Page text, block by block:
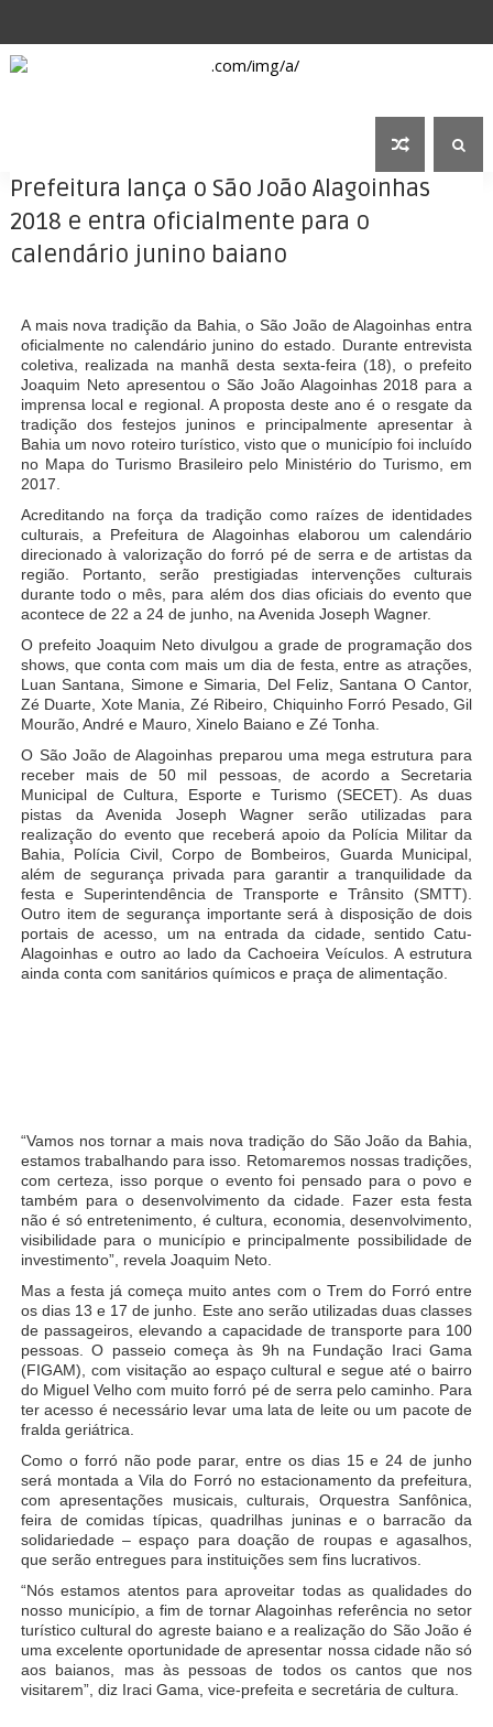
Prefeitura lança o São João Alagoinhas
2018 e entra oficialmente para o
calendário junino baiano
A mais nova tradição da Bahia, o São João de Alagoinhas entra
oficialmente no calendário junino do estado. Durante entrevista
coletiva, realizada na manhã desta sexta-feira (18), o prefeito
Joaquim Neto apresentou o São João Alagoinhas 2018 para a
imprensa local e regional. A proposta deste ano é o resgate da
tradição dos festejos juninos e principalmente apresentar à
Bahia um novo roteiro turístico, visto que o município foi incluído
no Mapa do Turismo Brasileiro pelo Ministério do Turismo, em
2017.
Acreditando na força da tradição como raízes de identidades
culturais, a Prefeitura de Alagoinhas elaborou um calendário
direcionado à valorização do forró pé de serra e de artistas da
região. Portanto, serão prestigiadas intervenções culturais
durante todo o mês, para além dos dias oficiais do evento que
acontece de 22 a 24 de junho, na Avenida Joseph Wagner.
O prefeito Joaquim Neto divulgou a grade de programação dos
shows, que conta com mais um dia de festa, entre as atrações,
Luan Santana, Simone e Simaria, Del Feliz, Santana O Cantor,
Zé Duarte, Xote Mania, Zé Ribeiro, Chiquinho Forró Pesado, Gil
Mourão, André e Mauro, Xinelo Baiano e Zé Tonha.
O São João de Alagoinhas preparou uma mega estrutura para
receber mais de 50 mil pessoas, de acordo a Secretaria
Municipal de Cultura, Esporte e Turismo (SECET). As duas
pistas da Avenida Joseph Wagner serão utilizadas para
realização do evento que receberá apoio da Polícia Militar da
Bahia, Polícia Civil, Corpo de Bombeiros, Guarda Municipal,
além de segurança privada para garantir a tranquilidade da
festa e Superintendência de Transporte e Trânsito (SMTT).
Outro item de segurança importante será à disposição de dois
portais de acesso, um na entrada da cidade, sentido Catu-
Alagoinhas e outro ao lado da Cachoeira Veículos. A estrutura
ainda conta com sanitários químicos e praça de alimentação.
“Vamos nos tornar a mais nova tradição do São João da Bahia,
estamos trabalhando para isso. Retomaremos nossas tradições,
com certeza, isso porque o evento foi pensado para o povo e
também para o desenvolvimento da cidade. Fazer esta festa
não é só entretenimento, é cultura, economia, desenvolvimento,
visibilidade para o município e principalmente possibilidade de
investimento”, revela Joaquim Neto.
Mas a festa já começa muito antes com o Trem do Forró entre
os dias 13 e 17 de junho. Este ano serão utilizadas duas classes
de passageiros, elevando a capacidade de transporte para 100
pessoas. O passeio começa às 9h na Fundação Iraci Gama
(FIGAM), com visitação ao espaço cultural e segue até o bairro
do Miguel Velho com muito forró pé de serra pelo caminho. Para
ter acesso é necessário levar uma lata de leite ou um pacote de
fralda geriátrica.
Como o forró não pode parar, entre os dias 15 e 24 de junho
será montada a Vila do Forró no estacionamento da prefeitura,
com apresentações musicais, culturais, Orquestra Sanfônica,
feira de comidas típicas, quadrilhas juninas e o barracão da
solidariedade – espaço para doação de roupas e agasalhos,
que serão entregues para instituições sem fins lucrativos.
“Nós estamos atentos para aproveitar todas as qualidades do
nosso município, a fim de tornar Alagoinhas referência no setor
turístico cultural do agreste baiano e a realização do São João é
uma excelente oportunidade de apresentar nossa cidade não só
aos baianos, mas às pessoas de todos os cantos que nos
visitarem”, diz Iraci Gama, vice-prefeita e secretária de cultura.